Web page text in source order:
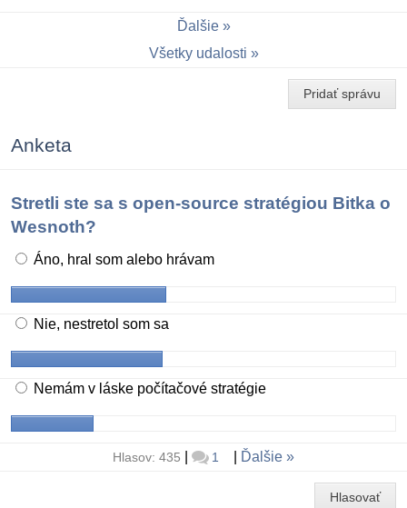
Ďalšie
Všetky udalosti
Pridať správu
Anketa
Stretli ste sa s open-source stratégiou Bitka o
Wesnoth?
Áno, hral som alebo hrávam
Nie, nestretol som sa
Nemám v láske počítačové stratégie
Hlasov: 435 1 Ďalšie
Hlasovať